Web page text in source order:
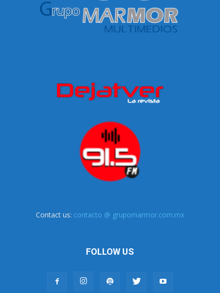
Contact us: contacto @ grupomarmor.com.mx
FOLLOW US